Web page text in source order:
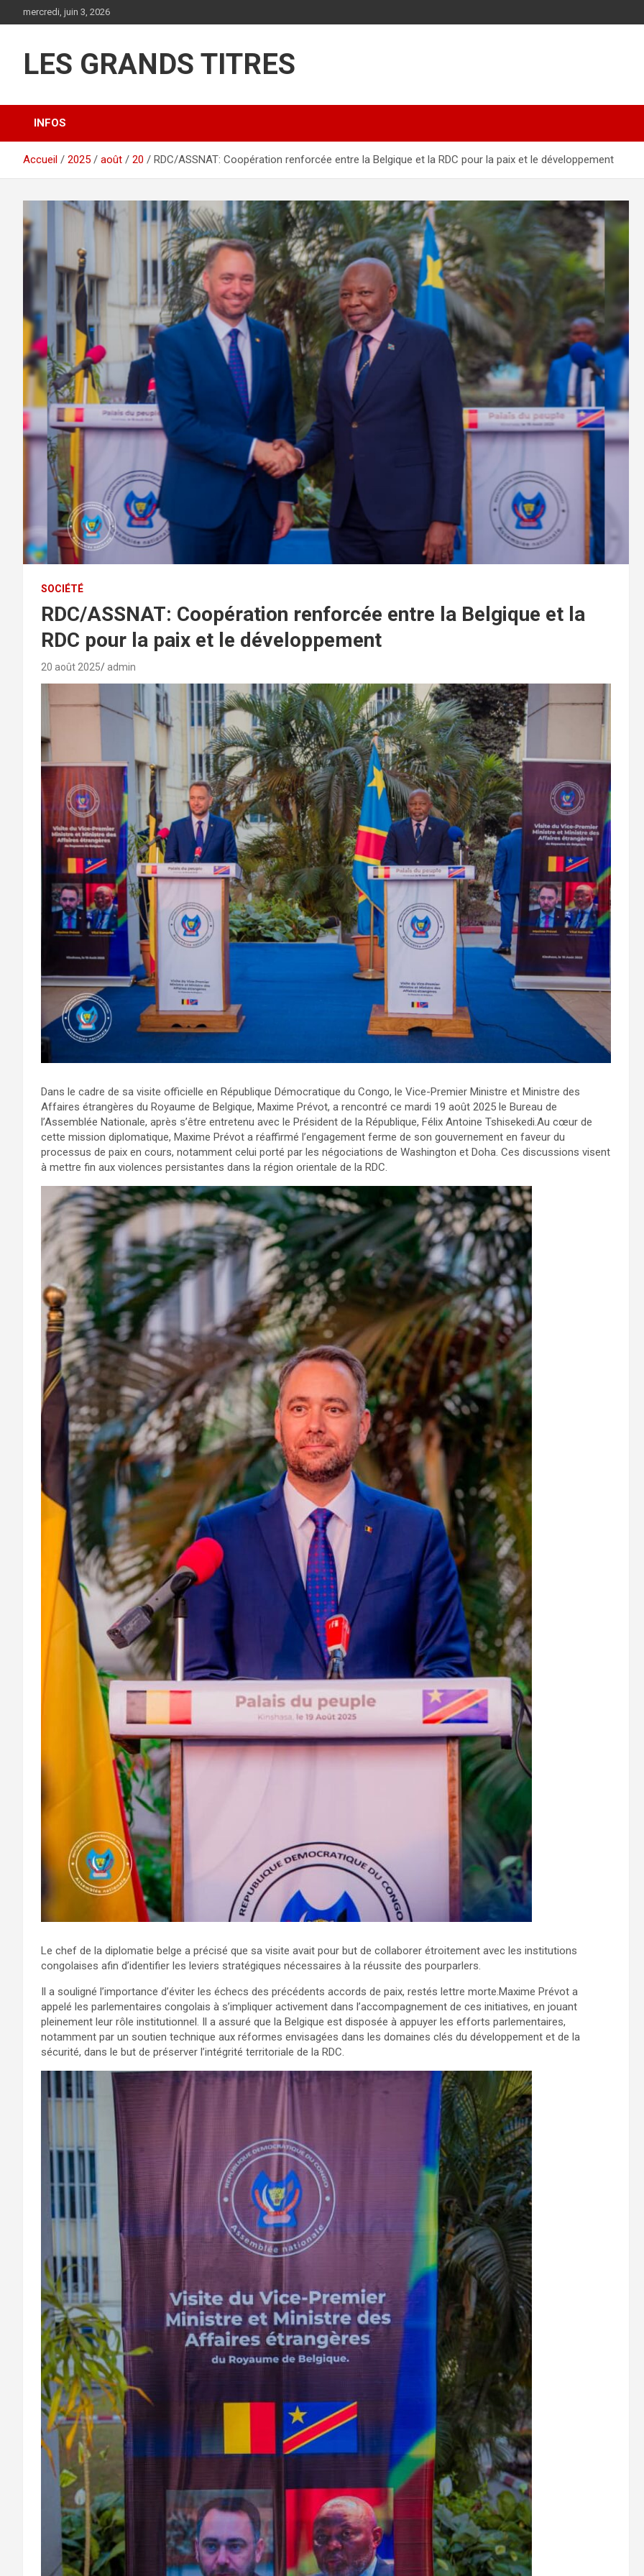
au
mercredi, juin 3, 2026
LES GRANDS TITRES
INFOS
Accueil 2025 août 20 RDC/ASSNAT: Coopération renforcée entre la Belgique et la RDC pour la paix et le développement
SOCIÉTÉ
RDC/ASSNAT: Coopération renforcée entre la Belgique et la
RDC pour la paix et le développement
20 août 2025 admin
Dans le cadre de sa visite officielle en République Démocratique du Congo, le Vice-Premier Ministre et Ministre des
Affaires étrangères du Royaume de Belgique, Maxime Prévot, a rencontré ce mardi 19 août 2025 le Bureau de
l’Assemblée Nationale, après s’être entretenu avec le Président de la République, Félix Antoine Tshisekedi.Au cœur de
cette mission diplomatique, Maxime Prévot a réaffirmé l’engagement ferme de son gouvernement en faveur du
processus de paix en cours, notamment celui porté par les négociations de Washington et Doha. Ces discussions visent
à mettre fin aux violences persistantes dans la région orientale de la RDC.
Le chef de la diplomatie belge a précisé que sa visite avait pour but de collaborer étroitement avec les institutions
congolaises afin d’identifier les leviers stratégiques nécessaires à la réussite des pourparlers.
Il a souligné l’importance d’éviter les échecs des précédents accords de paix, restés lettre morte.Maxime Prévot a
appelé les parlementaires congolais à s’impliquer activement dans l’accompagnement de ces initiatives, en jouant
pleinement leur rôle institutionnel. Il a assuré que la Belgique est disposée à appuyer les efforts parlementaires,
notamment par un soutien technique aux réformes envisagées dans les domaines clés du développement et de la
sécurité, dans le but de préserver l’intégrité territoriale de la RDC.